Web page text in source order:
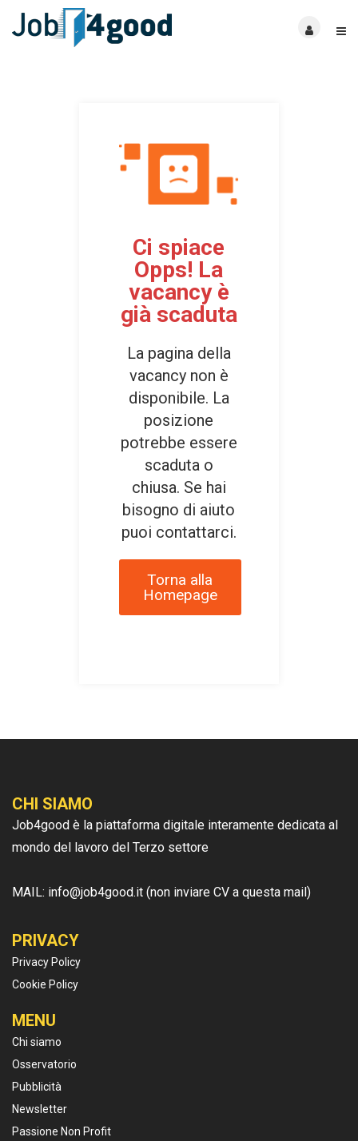
Ci spiace
Opps! La
vacancy è
già scaduta
La pagina della
vacancy non è
disponibile. La
posizione
potrebbe essere
scaduta o
chiusa. Se hai
bisogno di aiuto
puoi contattarci.
Torna alla
Homepage
CHI SIAMO
Job4good è la piattaforma digitale interamente dedicata al
mondo del lavoro del Terzo settore
MAIL: info@job4good.it (non inviare CV a questa mail)
PRIVACY
Privacy Policy
Cookie Policy
MENU
Chi siamo
Osservatorio
Pubblicità
Newsletter
Passione Non Profit